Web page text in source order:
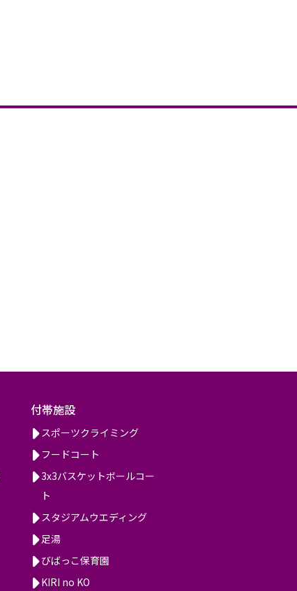
付帯施設
スポーツクライミング
フードコート
3x3バスケットボールコー
ト
スタジアムウエディング
足湯
びばっこ保育園
KIRI no KO